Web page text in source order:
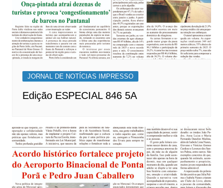
JORNAL DE NOTÍCIAS IMPRESSO
Edição ESPECIAL 846 5A